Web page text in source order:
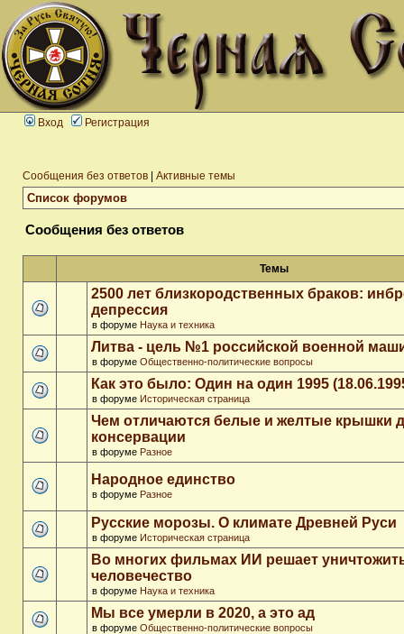
Вход Регистрация
Сообщения без ответов Активные темы
Список форумов
Сообщения без ответов
Темы
2500 лет близкородственных браков:
депрессия
в форуме Наука и техника
Литва - цель №1 российской военной
в форуме Общественно-политические вопросы
Как это было: Один на один 1995
в форуме Историческая страница
Чем отличаются белые и желтые крышки
консервации
в форуме Разное
Народное единство
в форуме Разное
Русские морозы. О климате Древней Руси
в форуме Историческая страница
Во многих фильмах ИИ решает
человечество
в форуме Наука и техника
Мы все умерли в 2020, а это ад
в форуме Общественно-политические вопросы